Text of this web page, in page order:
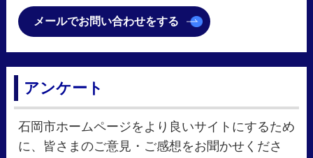
メールでお問い合わせをする
アンケート
石岡市ホームページをより良いサイトにするため
に、皆さまのご意見・ご感想をお聞かせくださ